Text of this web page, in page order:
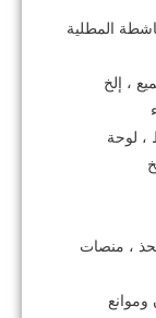
المطلية
، إلخ
، لوحة
، منصات
وموانع